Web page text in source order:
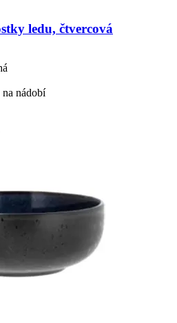
ledu, čtvercová
nádobí